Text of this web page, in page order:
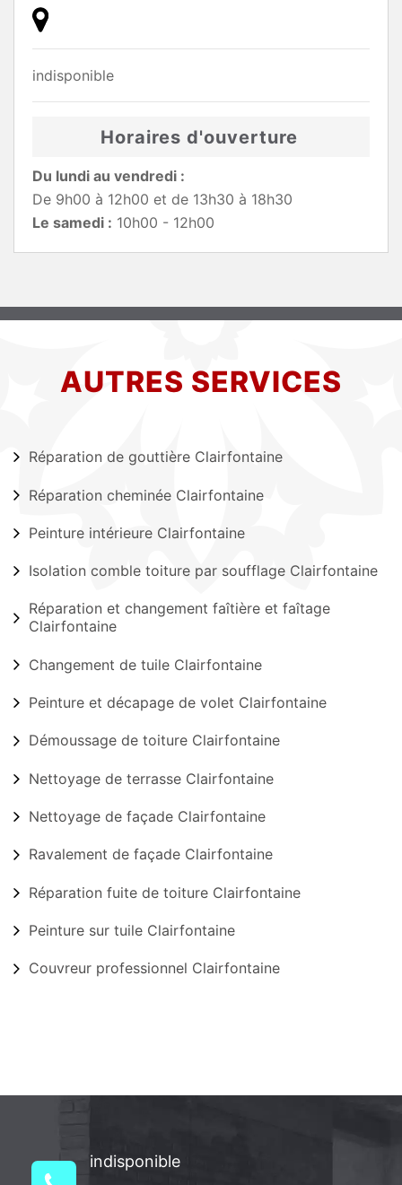
indisponible
Horaires d'ouverture
Du lundi au vendredi :
De 9h00 à 12h00 et de 13h30 à 18h30
Le samedi : 10h00 - 12h00
AUTRES SERVICES
Réparation de gouttière Clairfontaine
Réparation cheminée Clairfontaine
Peinture intérieure Clairfontaine
Isolation comble toiture par soufflage Clairfontaine
Réparation et changement faîtière et faîtage
Clairfontaine
Changement de tuile Clairfontaine
Peinture et décapage de volet Clairfontaine
Démoussage de toiture Clairfontaine
Nettoyage de terrasse Clairfontaine
Nettoyage de façade Clairfontaine
Ravalement de façade Clairfontaine
Réparation fuite de toiture Clairfontaine
Peinture sur tuile Clairfontaine
Couvreur professionnel Clairfontaine
indisponible